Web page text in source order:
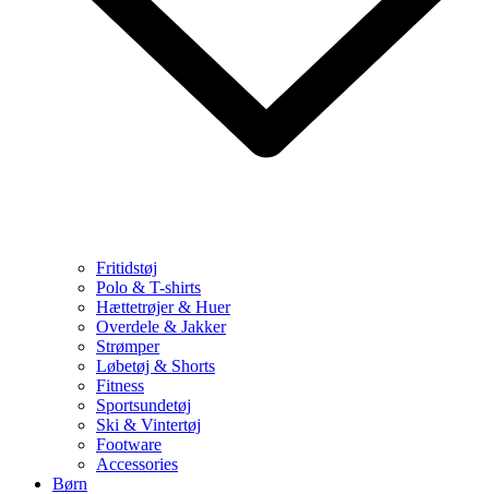
Fritidstøj
Polo & T-shirts
Hættetrøjer & Huer
Overdele & Jakker
Strømper
Løbetøj & Shorts
Fitness
Sportsundetøj
Ski & Vintertøj
Footware
Accessories
Børn